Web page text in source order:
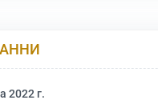
2022 г.